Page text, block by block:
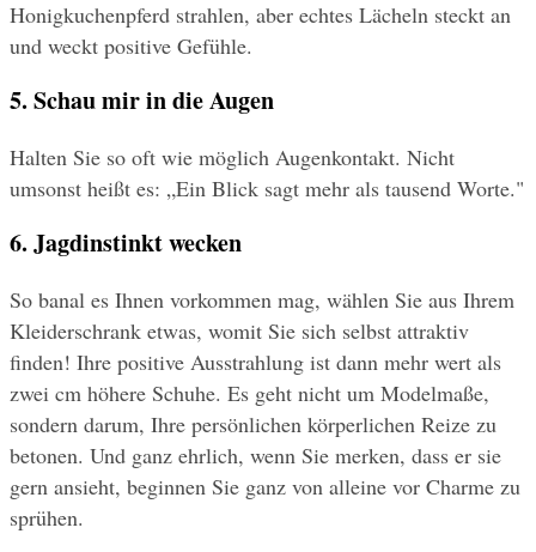
Honigkuchenpferd strahlen, aber echtes Lächeln steckt an
und weckt positive Gefühle.
5. Schau mir in die Augen
Halten Sie so oft wie möglich Augenkontakt. Nicht
umsonst heißt es: „Ein Blick sagt mehr als tausend Worte."
6. Jagdinstinkt wecken
So banal es Ihnen vorkommen mag, wählen Sie aus Ihrem
Kleiderschrank etwas, womit Sie sich selbst attraktiv
finden! Ihre positive Ausstrahlung ist dann mehr wert als
zwei cm höhere Schuhe. Es geht nicht um Modelmaße,
sondern darum, Ihre persönlichen körperlichen Reize zu
betonen. Und ganz ehrlich, wenn Sie merken, dass er sie
gern ansieht, beginnen Sie ganz von alleine vor Charme zu
sprühen.